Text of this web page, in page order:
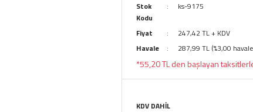
Stok
Kodu
ks-9175
Fiyat
247,42 TL + KDV
Havale
287,99 TL (%3,00
*55,20 TL den başlayan
KDV DAHİL